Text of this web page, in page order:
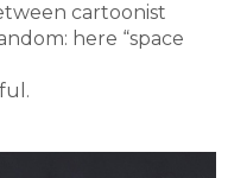
cartoonist
here “space